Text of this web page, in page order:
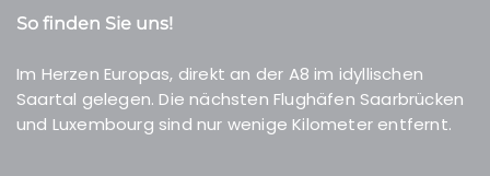
So finden Sie uns!
Im Herzen Europas, direkt an der A8 im idyllischen
Saartal gelegen. Die nächsten Flughäfen Saarbrücken
und Luxembourg sind nur wenige Kilometer entfernt.